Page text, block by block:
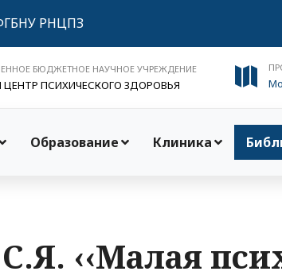
РНЦПЗ
БЮДЖЕТНОЕ НАУЧНОЕ УЧРЕЖДЕНИЕ
ПСИХИЧЕСКОГО ЗДОРОВЬЯ
Образование Клиника
‹‹Малая